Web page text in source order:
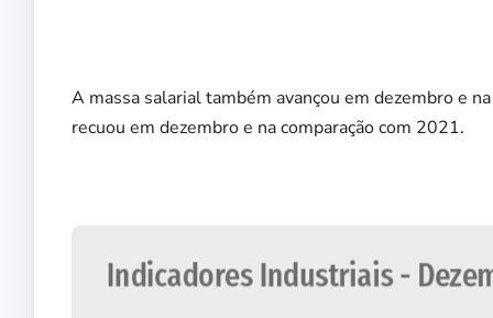
A massa salarial também avançou em dezembro e
recuou em dezembro e na comparação com 2021.